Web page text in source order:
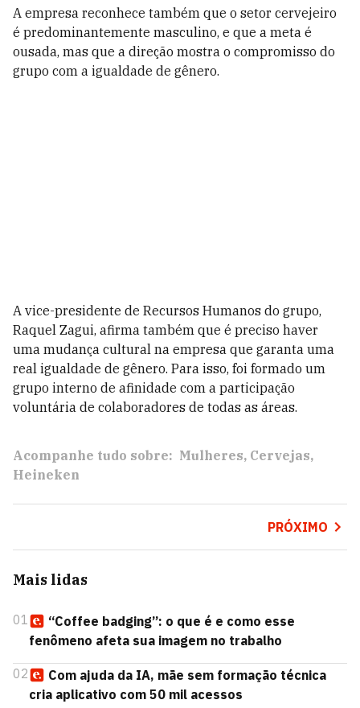
A empresa reconhece também que o setor cervejeiro
é predominantemente masculino, e que a meta é
ousada, mas que a direção mostra o compromisso do
grupo com a igualdade de gênero.
A vice-presidente de Recursos Humanos do grupo,
Raquel Zagui, afirma também que é preciso haver
uma mudança cultural na empresa que garanta uma
real igualdade de gênero. Para isso, foi formado um
grupo interno de afinidade com a participação
voluntária de colaboradores de todas as áreas.
Acompanhe tudo sobre: Mulheres Cervejas
Heineken
PRÓXIMO
Mais lidas
01
“Coffee badging”: o que é e como esse
fenômeno afeta sua imagem no trabalho
02
Com ajuda da IA, mãe sem formação técnica
cria aplicativo com 50 mil acessos